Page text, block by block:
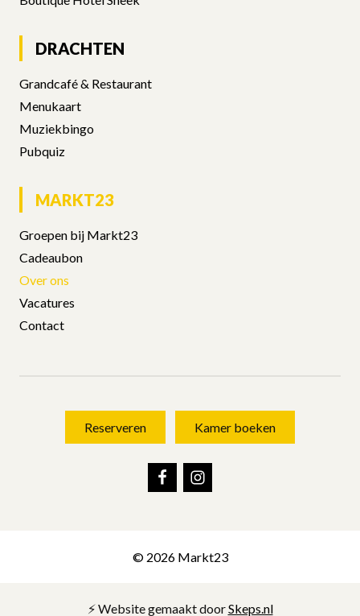
DRACHTEN
MARKT23
Reserveren Kamer boeken
© 2026 Markt23
⚡️ Website gemaakt doorSkeps.nl